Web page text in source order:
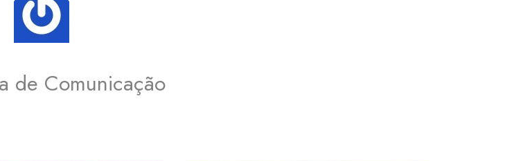
de Comunicação